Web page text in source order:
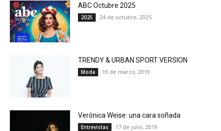
ABC Octubre 2025
2025 24 de octubre, 2025
TRENDY & URBAN SPORT VERSION
Moda 19 de marzo, 2019
Verónica Weise: una cara soñada
Entrevistas 17 de julio, 2019